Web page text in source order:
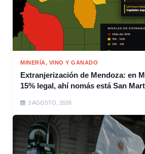
MINERÍA, VINO Y GANADO
Extranjerización de Mendoza: en
15% legal, ahí nomás está San
3 AGOSTO, 2026